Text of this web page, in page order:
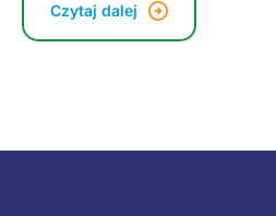
Czytaj dalej